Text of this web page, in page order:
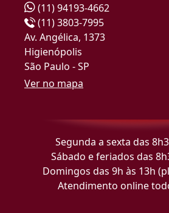
(11) 94193-4662
(11) 3803-7995
Av. Angélica, 1373
Higienópolis
São Paulo - SP
Ver no mapa
Segunda a sexta das
Sábado e feriados das
Domingos das 9h às 13h
Atendimento online